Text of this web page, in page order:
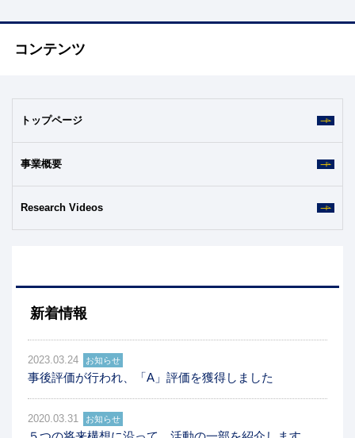
コンテンツ
トップページ
事業概要
Research Videos
新着情報
2023.03.24 お知らせ
事後評価が行われ、「A」評価を獲得しました
2020.03.31 お知らせ